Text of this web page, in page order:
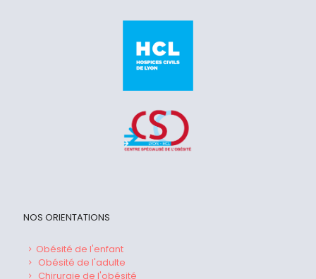
NOS ORIENTATIONS
Obésité de l'enfant
Obésité de l'adulte
Chirurgie de l'obésité